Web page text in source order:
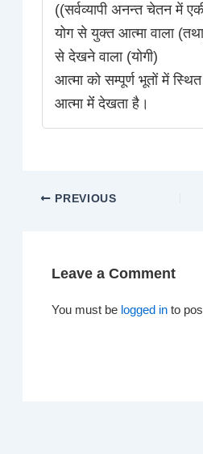
((सर्वव्यापी अनन्त चेतन में
योग से युक्त आत्मा वाला
से देखने वाला (योगी)
आत्मा को सम्पूर्ण भूतों में
आत्मा मेंं देखता है।
PREVIOUS
Leave a Comment
You must be logged in to